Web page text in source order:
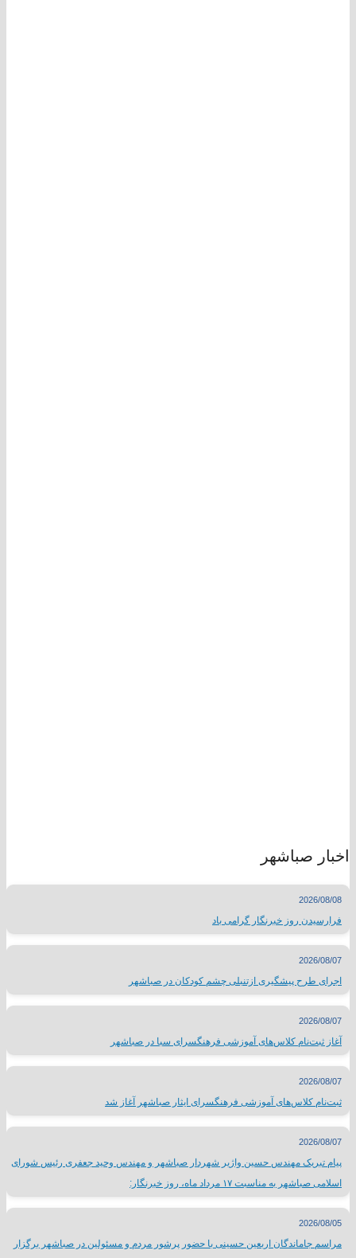
اخبار صباشهر
2026/08/08
فرارسیدن روز خبرنگار گرامی باد
2026/08/07
اجرای طرح پیشگیری ازتنبلی چشم کودکان در صباشهر
2026/08/07
آغاز ثبت‌نام کلاس‌های آموزشی فرهنگسرای سبا در صباشهر
2026/08/07
ثبت‌نام کلاس‌های آموزشی فرهنگسرای ایثار صباشهر آغاز شد
2026/08/07
پیام تبریک مهندس حسین واژیر شهردار صباشهر و مهندس وحید جعفری رئیس شورای
اسلامی صباشهر به مناسبت ۱۷ مرداد ماه، روز خبرنگار:
2026/08/05
مراسم جاماندگان اربعین حسینی با حضور پرشور مردم و مسئولین در صباشهر برگزار